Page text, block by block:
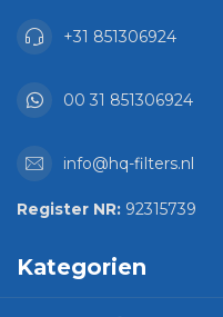
+31 851306924
00 31 851306924
info@hq-filters.nl
Register NR: 92315739
Kategorien